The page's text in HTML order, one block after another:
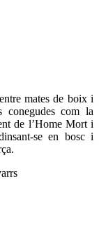
mates de boix i
conegudes com la
de l’Home Mort i
se en bosc i